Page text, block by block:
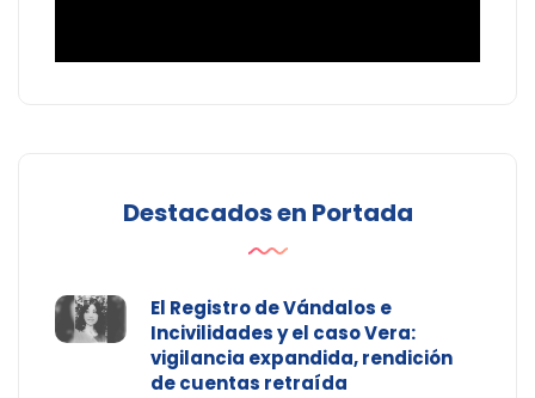
Destacados en Portada
El Registro de Vándalos e
Incivilidades y el caso Vera:
vigilancia expandida, rendición
de cuentas retraída